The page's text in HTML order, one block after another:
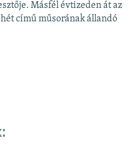
Másfél évtizeden át az
című műsorának állandó